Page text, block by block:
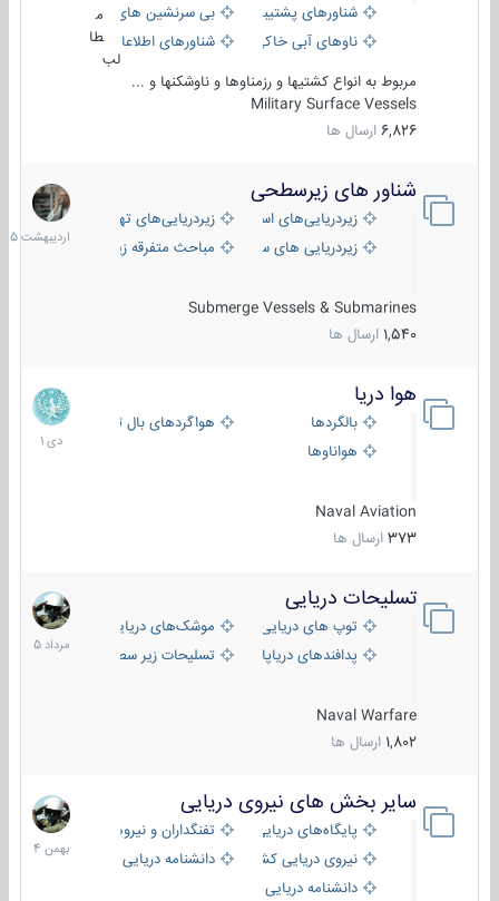
شناورهای پشتیبانی
بی سرنشین های دریایی
ناوهای آبی خاکی و نیروبرشناورهای اطلاعاتی و جاسوسی
طا
لب
مربوط به انواع کشتیها و رزمناوها و ناوشکنها و ...
Military Surface Vessels
6,826 ارسال ها
شناور های زیرسطحی
زیردریایی‌های استراتژیکزیردریایی‌های تهاجمی
زیردریایی های سبک
مباحث متفرقه زیرسطحی
Submerge Vessels & Submarines
1,540 ارسال ها
31
1405
هوا دریا
بالگردها
هواگردهای بال ثابت
هواناوها
Naval Aviation
373 ارسال ها
12
دی
1401
تسلیحات دریایی
توپ های دریایی
موشک‌های دریایی
پدافندهای دریاپایه
تسلیحات زیر سطحی
Naval Warfare
1,802 ارسال ها
2
مرداد
1405
سایر بخش های نیروی دریایی
پایگاه‌های دریایی
تفنگداران و نیروهای ویژه‌ی دریایی
نیروی دریایی کشورهای مختلفدانشنامه دریایی
دانشنامه دریایی کپی
22
بهمن
1404